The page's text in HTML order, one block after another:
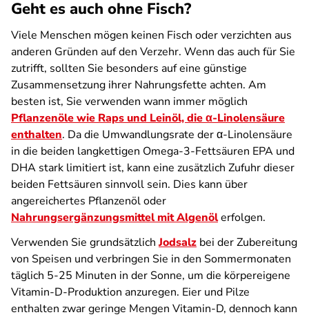
Geht es auch ohne Fisch?
Viele Menschen mögen keinen Fisch oder verzichten aus
anderen Gründen auf den Verzehr. Wenn das auch für Sie
zutrifft, sollten Sie besonders auf eine günstige
Zusammensetzung ihrer Nahrungsfette achten. Am
besten ist, Sie verwenden wann immer möglich
Pflanzenöle wie Raps und Leinöl, die α-Linolensäure
enthalten. Da die Umwandlungsrate der α-Linolensäure
in die beiden langkettigen Omega-3-Fettsäuren EPA und
DHA stark limitiert ist, kann eine zusätzlich Zufuhr dieser
beiden Fettsäuren sinnvoll sein. Dies kann über
angereichertes Pflanzenöl oder
Nahrungsergänzungsmittel mit Algenölerfolgen.
Verwenden Sie grundsätzlichJodsalz bei der Zubereitung
von Speisen und verbringen Sie in den Sommermonaten
täglich 5-25 Minuten in der Sonne, um die körpereigene
Vitamin-D-Produktion anzuregen. Eier und Pilze
enthalten zwar geringe Mengen Vitamin-D, dennoch kann